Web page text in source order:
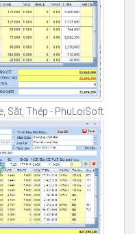
Sắt, Thép - PhuLoiSoft